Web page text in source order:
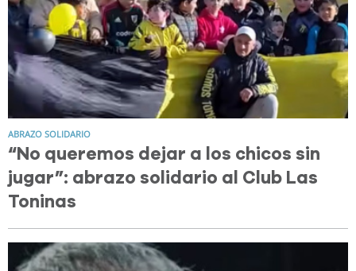
ABRAZO SOLIDARIO
“No queremos dejar a los chicos sin
jugar”: abrazo solidario al Club Las
Toninas